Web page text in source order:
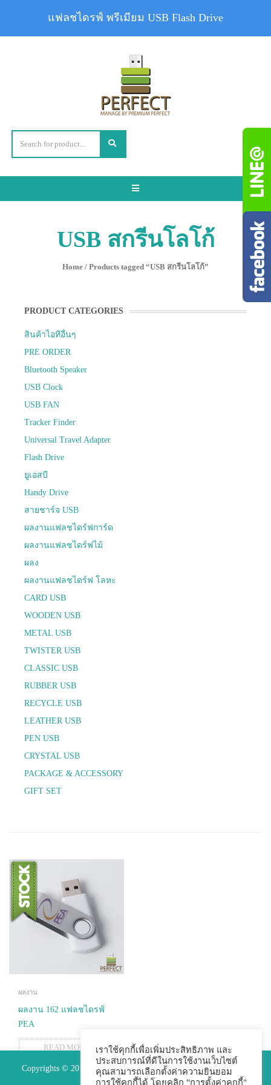
Toggle
USB สกรีนโลโก้
Home / Products tagged “USB สกรีนโลโก้”
PRODUCT CATEGORIES
สินค้าไอทีอื่นๆ
PRE ORDER
Bluetooth Speaker
USB Clock
USB FAN
Tracker Finder
Universal Travel Adapter
Flash Drive
ยูเอสบี
Handy Drive
สายชาร์จ USB
ผลงานแฟลชไดร์ฟการ์ด
ผลงานแฟลชไดร์ฟไม้
ผลง
ผลงานแฟลชไดร์ฟ โลหะ
CARD USB
WOODEN USB
METAL USB
TWISTER USB
CLASSIC USB
RUBBER USB
RECYCLE USB
LEATHER USB
PEN USB
CRYSTAL USB
PACKAGE & ACCESSORY
GIFT SET
ผลงาน
ผลงาน 162 แฟลชไดรฟ์
PEA
READ MORE
Copyrights © 2015 Premium Perfect Co.,ltd. All Rights Reserved.
เราใช้คุกกี้เพื่อเพิ่มประสิทธิภาพ และ
ประสบการณ์ที่ดีในการใช้งานเว็บไซต์
คุณสามารถเลือกตั้งค่าความยินยอม
การใช้คุกกี้ได้ โดยคลิก "การตั้งค่าคุกกี้"
แฟลชไดรฟ์ พรีเมียม USB Flash Drive